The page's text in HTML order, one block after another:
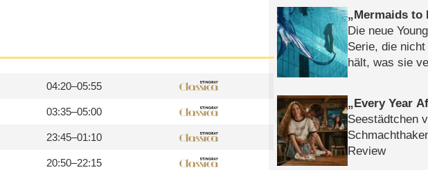
04:20–05:55
03:35–05:00
23:45–01:10
20:50–22:15
Mermaids to
Die neue
Serie, die nicht
hält, was sie
Every Year
Seestädtchen
Review